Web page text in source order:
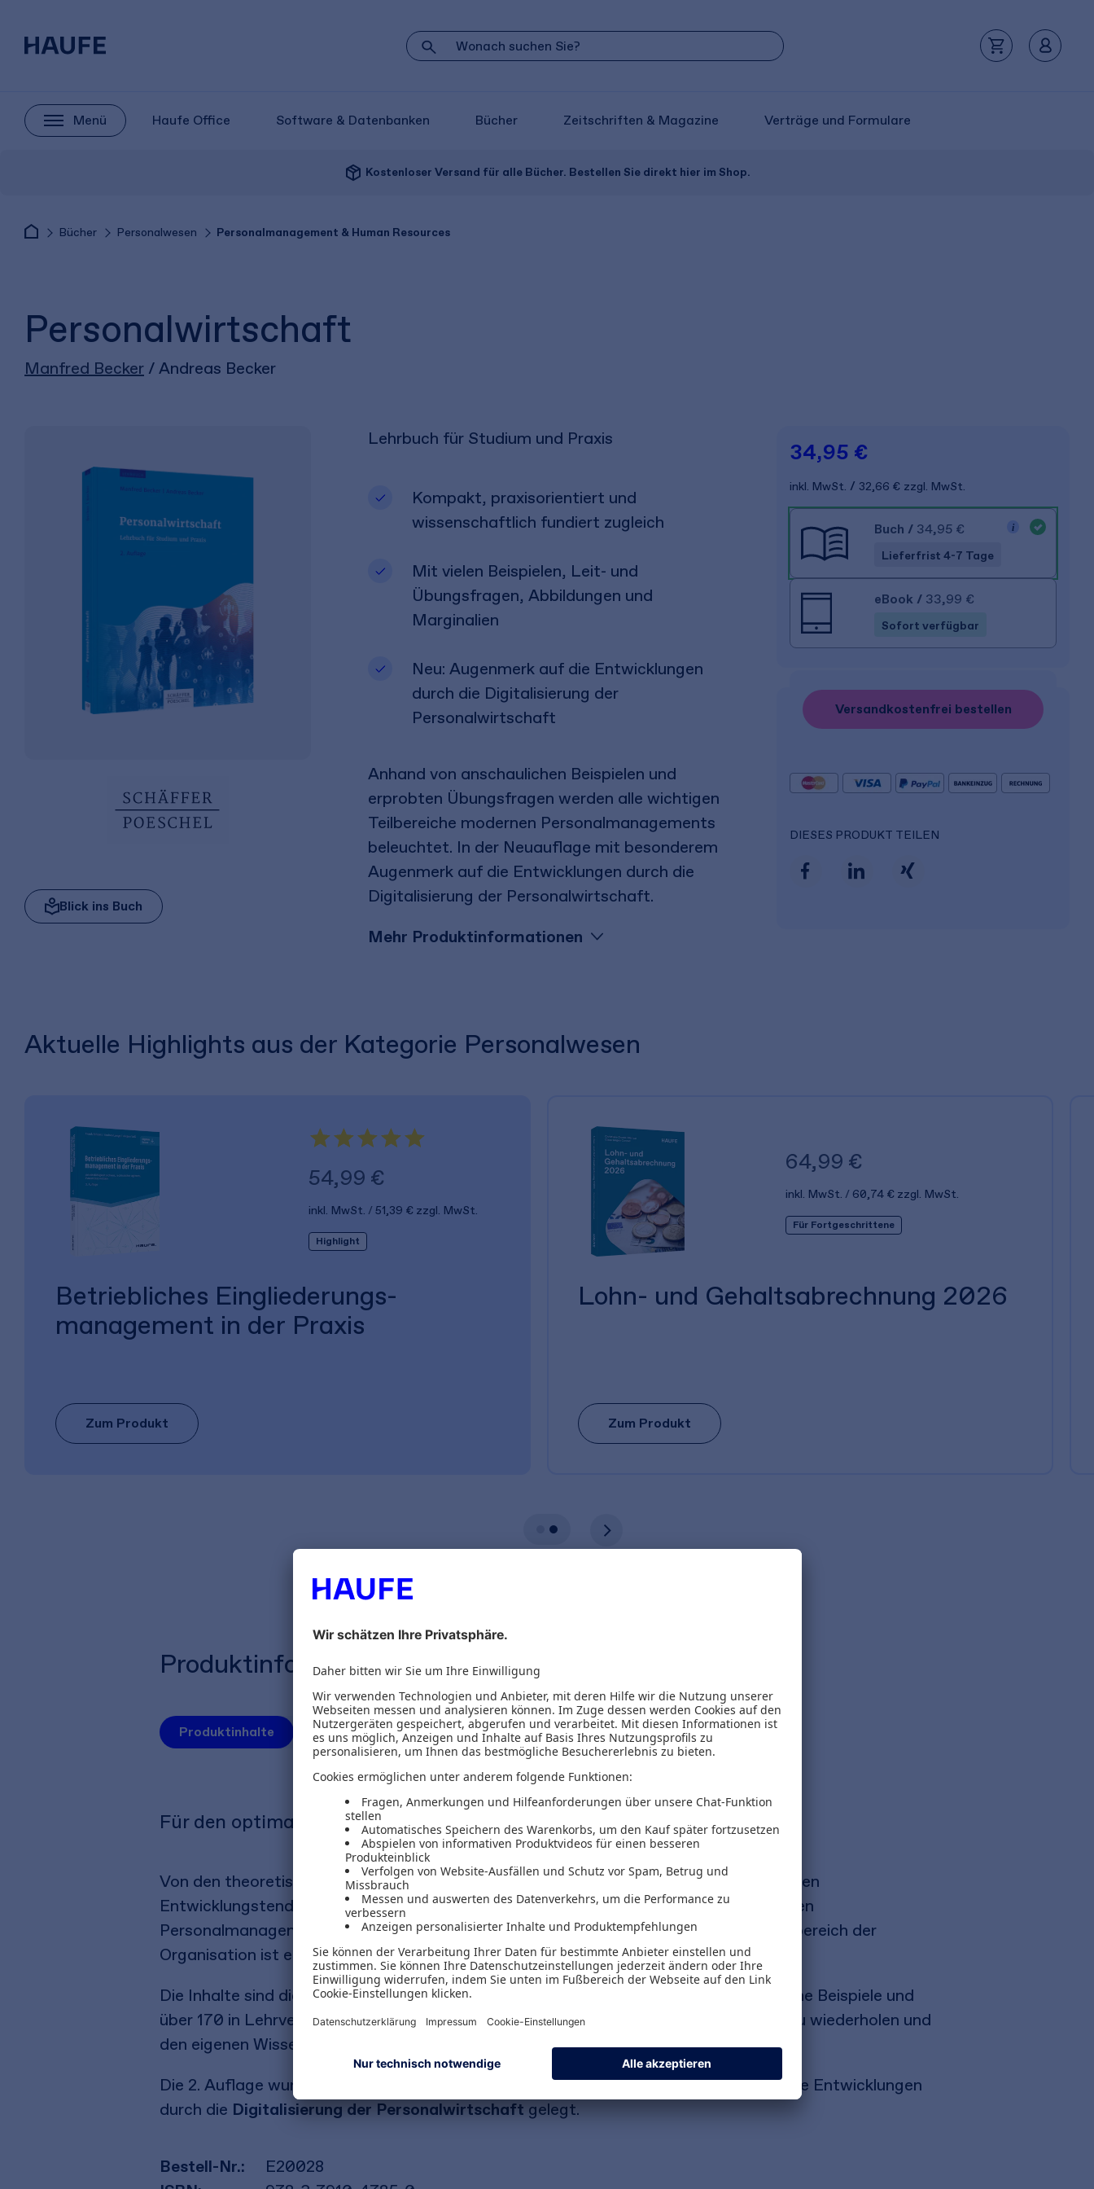
Menü Haufe Office Software & Datenbanken Bücher Zeitschriften & Magazine Verträge und Formulare
package_2 Kostenloser Versand für alle Bücher. Bestellen Sie direkt hier im Shop.
Bücher Personalwesen Personalmanagement & Human Resources
Personalwirtschaft
Manfred Becker / Andreas Becker
Blick ins Buch
Lehrbuch für Studium und Praxis
Kompakt, praxisorientiert und
wissenschaftlich fundiert zugleich
Mit vielen Beispielen, Leit- und
Übungsfragen, Abbildungen und
Marginalien
Neu: Augenmerk auf die Entwicklungen
durch die Digitalisierung der
Personalwirtschaft
Anhand von anschaulichen Beispielen und
erprobten Übungsfragen werden alle wichtigen
Teilbereiche modernen Personalmanagements
beleuchtet. In der Neuauflage mit besonderem
Augenmerk auf die Entwicklungen durch die
Digitalisierung der Personalwirtschaft.
Mehr Produktinformationen
34,95 €
inkl. MwSt. 32,66 € zzgl. MwSt.
Buch / 34,95 €
Lieferfrist 4-7 Tage
eBook / 33,99 €
Sofort verfügbar
Versandkostenfrei bestellen
DIESES PRODUKT TEILEN
Aktuelle Highlights aus der Kategorie Personalwesen
54,99 €
inkl. MwSt. 51,39 € zzgl. MwSt.
Highlight
Betriebliches Eingliederungs­
management in der Praxis
Zum Produkt
64,99 €
inkl. MwSt. 60,74 € zzgl. MwSt.
Für Fortgeschrittene
Lohn- und Gehaltsabrechnung 2026
Zum Produkt
Produktinformationen
Produktinhalte Autoren Inhaltsverzeichnis
Für den optimalen Lernerfolg
Von den theoretischen Grundlagen über wesentliche Handlungsfelder bis hin zu aktuellen
Entwicklungstendenzen beleuchtet das Lehrbuchalle wichtigen Teilbereiche
modernen
Personalmanagements. Dem für angehende Personaler ebenfalls relevanten Themenbereich der
Organisation ist ein eigenes Kapitel gewidmet.
Die Inhalte sind didaktisch optimal aufbereitet: Eingängige Erläuterungen, anschauliche Beispiele und
über 170 in Lehrveranstaltungen erprobteÜbungsfragenhelfen dabei, das Gelernte zu wiederholen und
den eigenen Wissensstand zu überprüfen.
Die 2. Auflage wurde durchgehend aktualisiert und insbesondere ein Augenmerk auf die Entwicklungen
durch die Digitalisierung der Personalwirtschaft gelegt.
Bestell-Nr.:
E20028